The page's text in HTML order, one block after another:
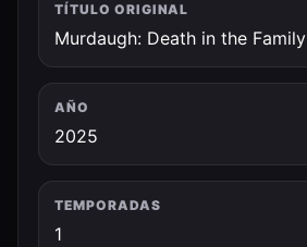
TÍTULO ORIGINAL
Murdaugh: Death in the Family
AÑO
2025
TEMPORADAS
1